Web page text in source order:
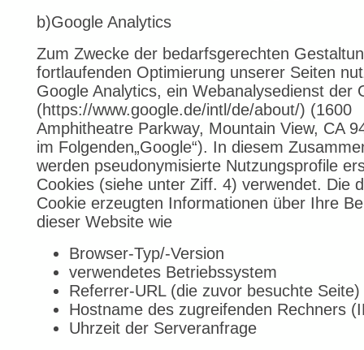
b)Google Analytics
Zum Zwecke der bedarfsgerechten
fortlaufenden Optimierung unserer Seiten
Google Analytics, ein Webanalysedienst der
(https://www.google.de/intl/de/about/) (1600
Amphitheatre Parkway, Mountain View, CA
im Folgenden„Google“). In diesem
werden pseudonymisierte Nutzungsprofile
Cookies (siehe unter Ziff. 4) verwendet. Die
Cookie erzeugten Informationen über Ihre
dieser Website wie
Browser-Typ/-Version
verwendetes Betriebssystem
Referrer-URL (die zuvor besuchte Seite)
Hostname des zugreifenden Rechners
Uhrzeit der Serveranfrage